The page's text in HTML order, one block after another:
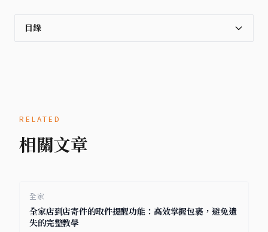
目錄
RELATED
相關文章